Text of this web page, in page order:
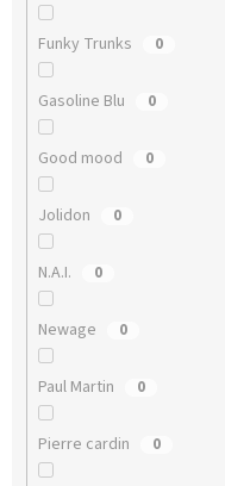
Funky Trunks 0
Gasoline Blu 0
Good mood 0
Jolidon 0
N.A.I. 0
Newage 0
Paul Martin 0
Pierre cardin 0